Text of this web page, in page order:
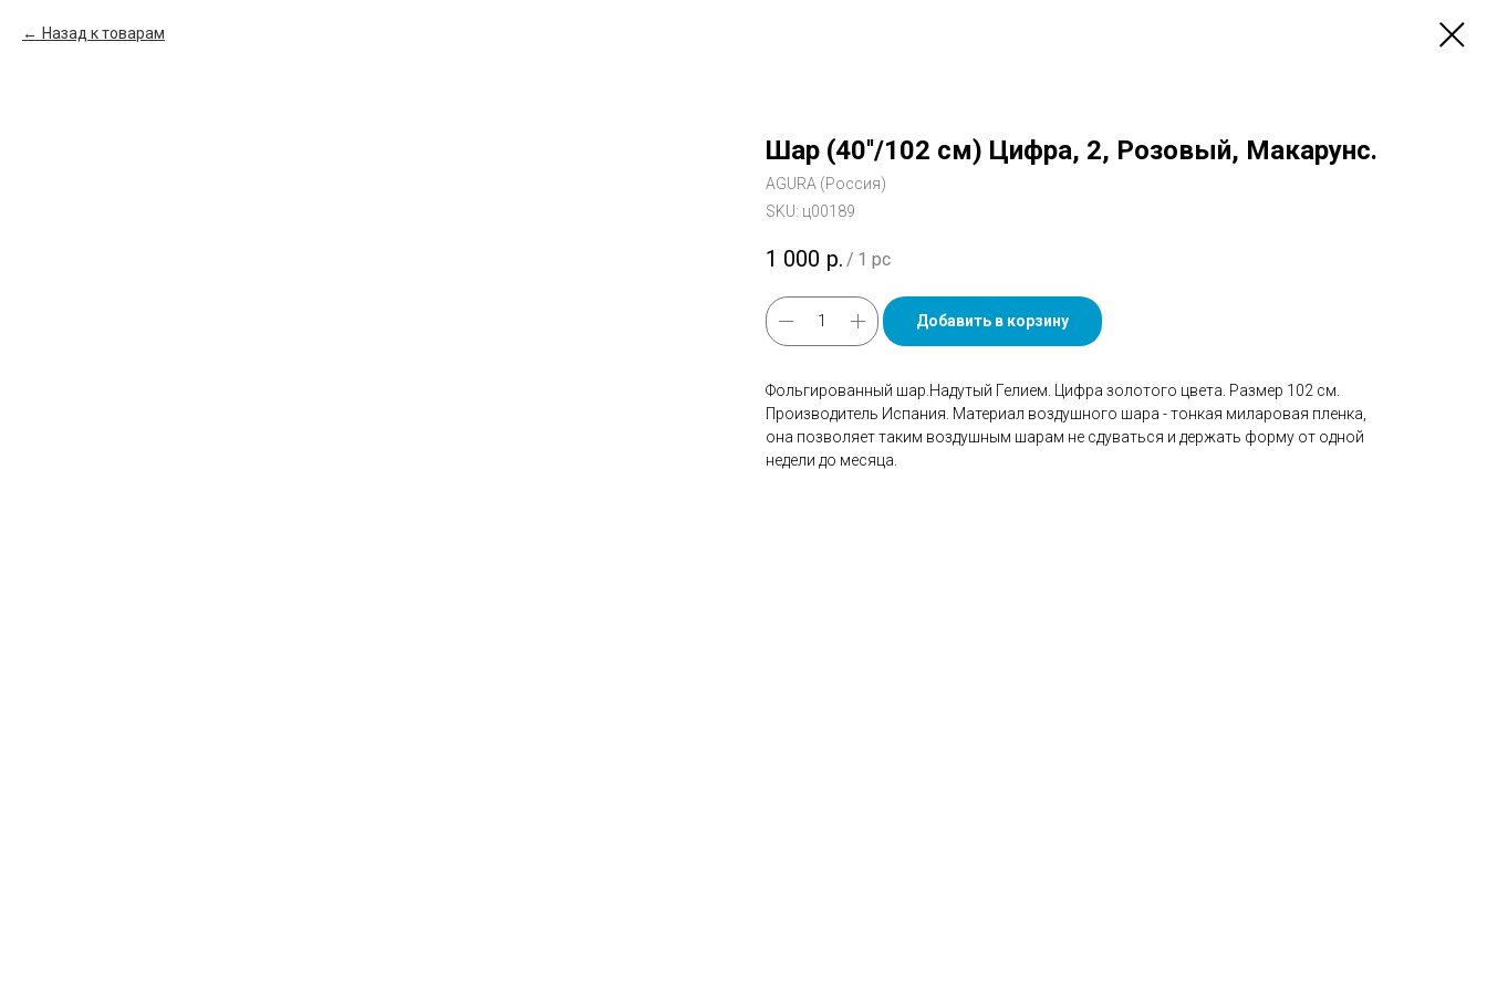
Назад к товарам
Шар (40''/102 см) Цифра, 2, Розовый, Макарунс.
AGURA (Россия)
SKU: ц00189
1 000 р. / 1 pc
Добавить в корзину
Фольгированный шар.Надутый Гелием. Цифра золотого цвета. Размер 102 см.
Производитель Испания. Материал воздушного шара - тонкая миларовая пленка,
она позволяет таким воздушным шарам не сдуваться и держать форму от одной
недели до месяца.